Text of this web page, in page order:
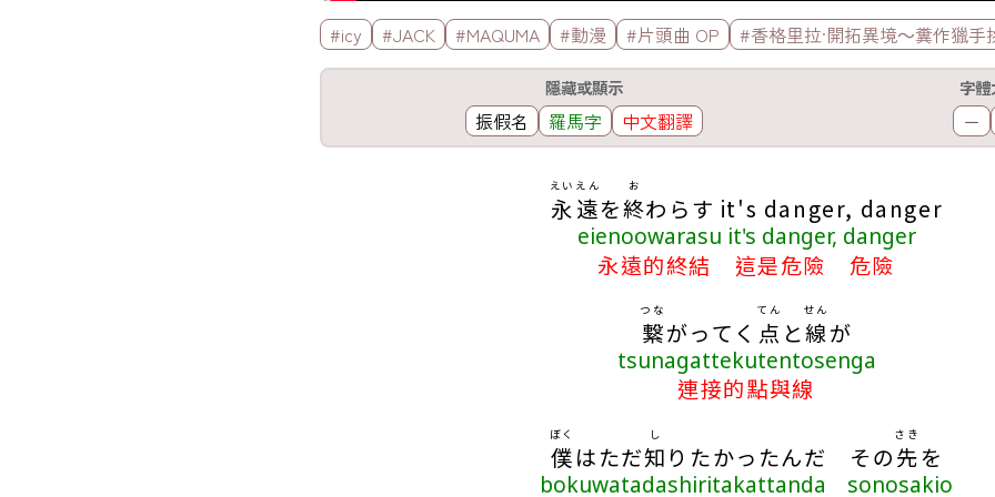
標籤欄
#icy #JACK #MAQUMA #動漫 #片頭曲 OP #香格里拉·開拓異境～糞作獵手
隱藏或顯示
振假名 羅馬字 中文翻譯
字
－
永遠
えいえん
を終
お
わらす it's danger, danger
eienoowarasu it's danger, danger
永遠的終結 這是危險 危險
繋
つな
がってく 点
てん
と線
せん
が
tsunagattekutentosenga
連接的點與線
僕
ぼく
はただ知
し
りたかったんだ その先
さき
を
bokuwatadashiritakattanda sonosakio